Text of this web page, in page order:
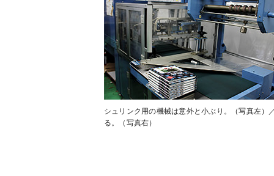
シュリンク用の機械は意外と小ぶり。（写真左
る。（写真右）